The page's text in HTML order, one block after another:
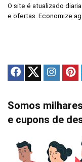
O site é atualizado
e ofertas. Economize
Somos
e cupons de